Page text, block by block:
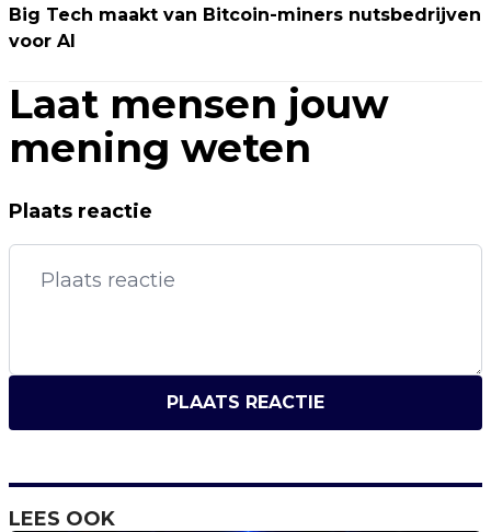
Big Tech maakt van Bitcoin-miners nutsbedrijven
voor AI
Laat mensen jouw
mening weten
Plaats reactie
PLAATS REACTIE
LEES OOK